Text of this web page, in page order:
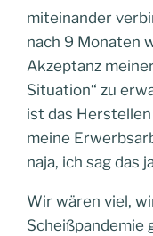
miteinander
nach 9 Monaten
Akzeptanz
Situation“ zu
ist das
meine
naja, ich sag das
Wir wären viel,
Scheißpandemie